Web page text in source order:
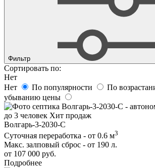
Фильтр
Сортировать по:
Нет
Нет
По популярности По
убыванию цены
до 3 человек Хит продаж
Волгарь-3-2030-С
Суточная переработка - от 0.6 м3
Макс. залповый сброс - от 190 л.
от 107 000 руб.
Подробнее